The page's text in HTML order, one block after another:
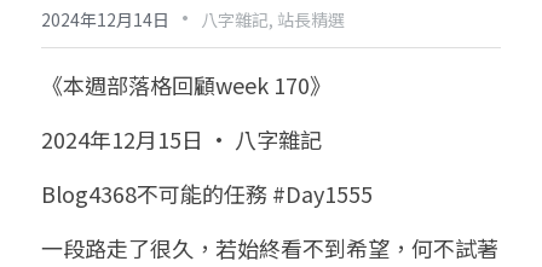
後天派陽宅
黃金會員專區
八字雜記
心靈成長
人氣最高
站長精選
試閱專區
Podcast聽書
團隊訓練營
八字視頻
陽宅視頻
線上學苑
八字初階班1
八字初階班2
八字進階班
命理商城
八字完整班
《十神高階實戰錄》完整典藏版
我的著作
科學八字推理1
與我預約
2024年12月14日 · 八字雜記, 站長精選
《本週部落格回顧week 170》
2024年12月15日 · 八字雜記
Blog4368不可能的任務 #Day1555
一段路走了很久，若始終看不到希望，何不試著